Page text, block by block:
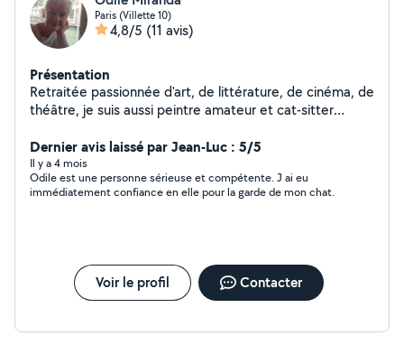
Paris (Villette 10)
4,8/5 (11 avis)
Présentation
Retraitée passionnée d'art, de littérature, de cinéma, de
théâtre, je suis aussi peintre amateur et cat-sitter
eau, arbre à chats). Trés contente de rejoindre la petite
communauté des Voisins !
Dernier avis laissé par Jean-Luc : 5/5
Il y a 4 mois
Odile est une personne sérieuse et compétente. J ai eu
immédiatement confiance en elle pour la garde de mon chat.
Voir le profil Contacter